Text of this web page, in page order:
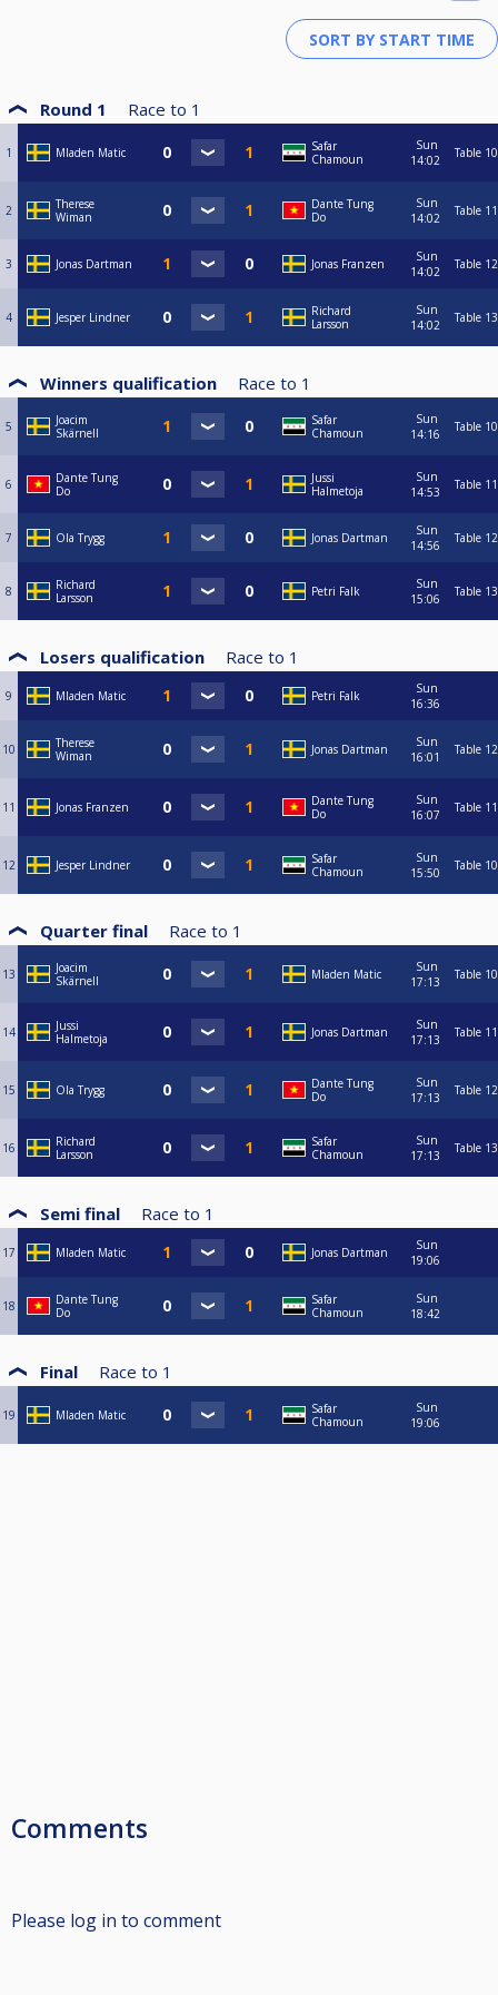
Round 1 Race to 1
1 Mladen Matic
Safar
Chamoun
Sun
14:02
Table 10
2
Therese
Wiman
Dante Tung
Do
Sun
14:02
Table 11
3 Jonas Dartman Jonas Franzen
Sun
14:02
Table 12
4 Jesper Lindner
Richard
Larsson
Sun
14:02
Table 13
Winners qualification Race to 1
5
Joacim
Skärnell
Safar
Chamoun
Sun
14:16
Table 10
6
Dante Tung
Do
Jussi
Halmetoja
Sun
14:53
Table 11
7 Ola Trygg Jonas Dartman
Sun
14:56
Table 12
8
Richard
Larsson
Petri Falk
Sun
15:06
Table 13
Losers qualification Race to 1
9 Mladen Matic Petri Falk
Sun
16:36
10
Therese
Wiman
Jonas Dartman
Sun
16:01
Table 12
11 Jonas Franzen
Dante Tung
Do
Sun
16:07
Table 11
12 Jesper Lindner
Safar
Chamoun
Sun
15:50
Table 10
Quarter final Race to 1
13
Joacim
Skärnell
Mladen Matic
Sun
17:13
Table 10
14
Jussi
Halmetoja
Jonas Dartman
Sun
17:13
Table 11
15 Ola Trygg
Dante Tung
Do
Sun
17:13
Table 12
16
Richard
Larsson
Safar
Chamoun
Sun
17:13
Table 13
Semi final Race to 1
17 Mladen Matic Jonas Dartman
Sun
19:06
18
Dante Tung
Do
Safar
Chamoun
Sun
18:42
Final Race to 1
19 Mladen Matic
Safar
Chamoun
Sun
19:06
Comments
Please log in to comment